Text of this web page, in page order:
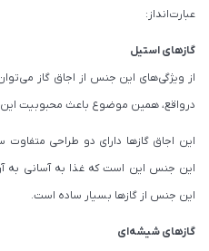
عبارت‌انداز:
گازهای استیل
از ویژگی‌های این جنس از اجاق گاز
درواقع، همین موضوع باعث محبوبیت
این اجاق گازها دارای دو طراحی
این جنس این است که غذا به آسانی به
این جنس از گازها بسیار ساده است.
گازهای شیشه‌ای